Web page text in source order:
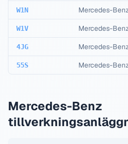
W1N Mercedes-
W1V Mercedes-
4JG Mercedes-
55S Mercedes-
Mercedes-Benz